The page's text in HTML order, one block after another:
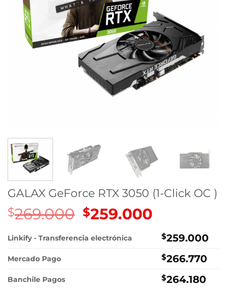
GALAX GeForce RTX 3050 (1-Click OC )
$269.000 El
precio
original
$259.000El
actual
$259.000.
Linkify - Transferencia electrónica $259.000
Mercado Pago $266.770
Banchile Pagos $264.180